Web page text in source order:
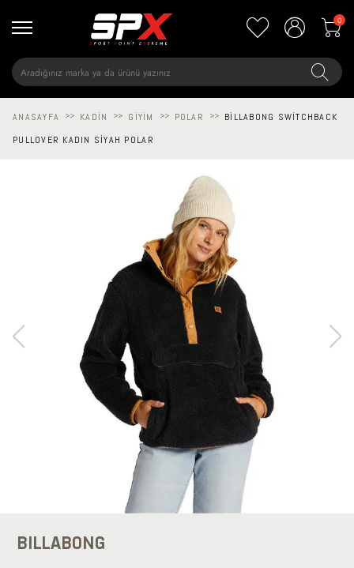
0
ANASAYFA >> KADIN >> GIYIM >> POLAR >>
BILLABONG SWITCHBACK
PULLOVER KADIN SIYAH POLAR
BILLABONG